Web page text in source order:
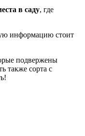
в саду, где
​​информацию стоит
подвержены
также сорта с